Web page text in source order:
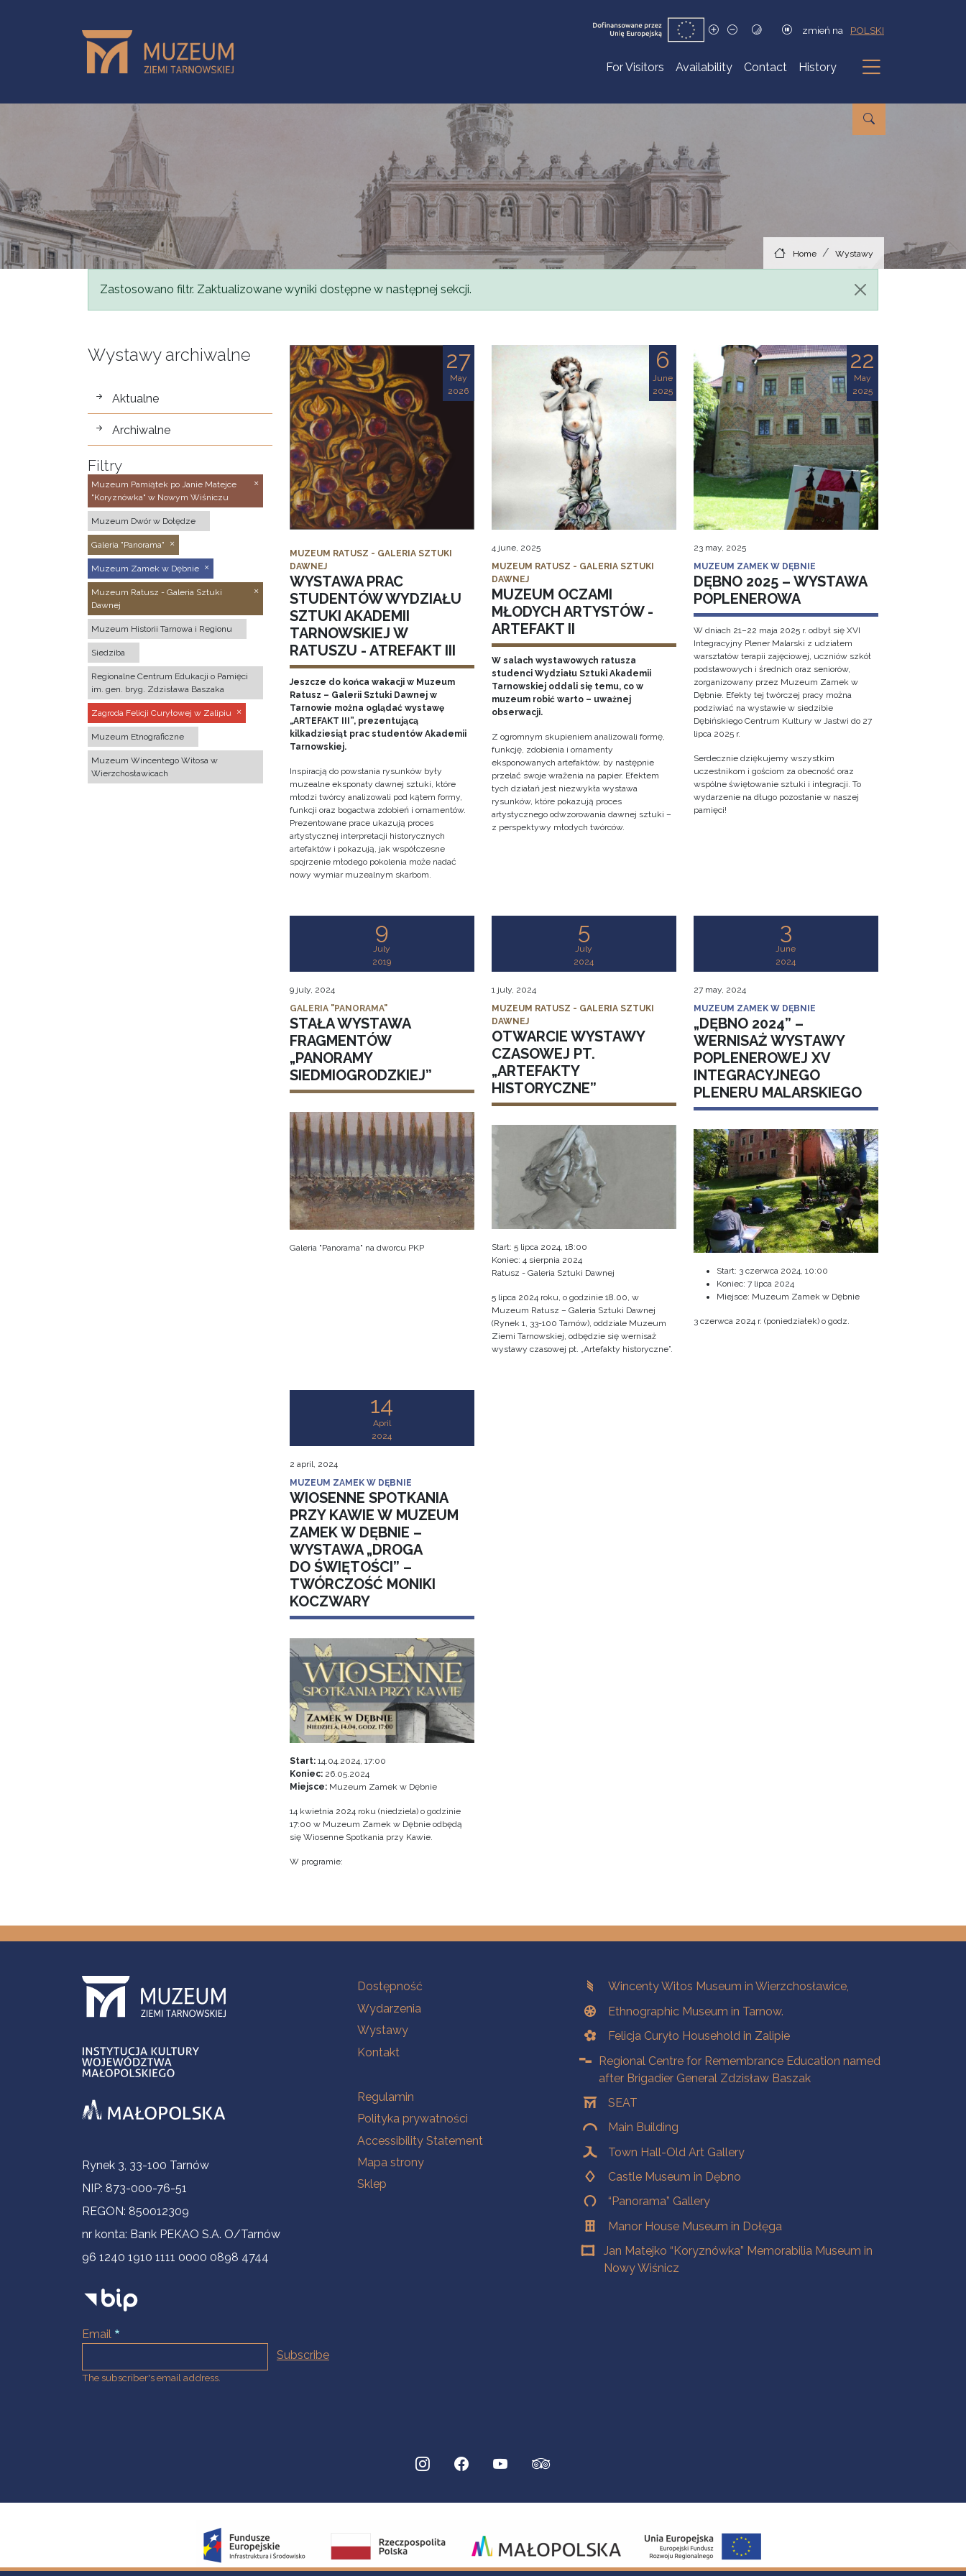
zmień na POLSKI
For Visitors Availability Contact History
Submenu
Home Wystawy
Status message
Zastosowano filtr. Zaktualizowane wyniki dostępne w następnej sekcji.
Wystawy archiwalne
wystawy
Aktualne
Archiwalne
Filtry
Muzeum Pamiątek po Janie Matejce
"Koryznówka" w Nowym Wiśniczu
Muzeum Dwór w Dołędze
Galeria "Panorama"
Muzeum Zamek w Dębnie
Muzeum Ratusz - Galeria Sztuki
Dawnej
Muzeum Historii Tarnowa i Regionu
Siedziba
Regionalne Centrum Edukacji o Pamięci
im. gen. bryg. Zdzisława Baszaka
Zagroda Felicji Curyłowej w Zalipiu
Muzeum Etnograficzne
Muzeum Wincentego Witosa w
Wierzchosławicach
27
May
2026
MUZEUM RATUSZ - GALERIA SZTUKI
DAWNEJ
WYSTAWA PRAC
STUDENTÓW WYDZIAŁU
SZTUKI AKADEMII
TARNOWSKIEJ W
RATUSZU - ATREFAKT III
Jeszcze do końca wakacji w Muzeum
Ratusz – Galerii Sztuki Dawnej w
Tarnowie można oglądać wystawę
„ARTEFAKT III”, prezentującą
kilkadziesiąt prac studentów Akademii
Tarnowskiej.
Inspiracją do powstania rysunków były
muzealne eksponaty dawnej sztuki, które
młodzi twórcy analizowali pod kątem formy,
funkcji oraz bogactwa zdobień i ornamentów.
Prezentowane prace ukazują proces
artystycznej interpretacji historycznych
artefaktów i pokazują, jak współczesne
spojrzenie młodego pokolenia może nadać
nowy wymiar muzealnym skarbom.
6
June
2025
4 june, 2025
MUZEUM RATUSZ - GALERIA SZTUKI
DAWNEJ
MUZEUM OCZAMI
MŁODYCH ARTYSTÓW -
ARTEFAKT II
W salach wystawowych ratusza
studenci Wydziału Sztuki Akademii
Tarnowskiej oddali się temu, co w
muzeum robić warto – uważnej
obserwacji.
Z ogromnym skupieniem analizowali formę,
funkcję, zdobienia i ornamenty
eksponowanych artefaktów, by następnie
przelać swoje wrażenia na papier. Efektem
tych działań jest niezwykła wystawa
rysunków, które pokazują proces
artystycznego odwzorowania dawnej sztuki –
z perspektywy młodych twórców.
22
May
2025
23 may, 2025
MUZEUM ZAMEK W DĘBNIE
DĘBNO 2025 – WYSTAWA
POPLENEROWA
W dniach 21–22 maja 2025 r. odbył się XVI
Integracyjny Plener Malarski z udziałem
warsztatów terapii zajęciowej, uczniów szkół
podstawowych i średnich oraz seniorów,
zorganizowany przez Muzeum Zamek w
Dębnie. Efekty tej twórczej pracy można
podziwiać na wystawie w siedzibie
Dębińskiego Centrum Kultury w Jastwi do 27
lipca 2025 r.
Serdecznie dziękujemy wszystkim
uczestnikom i gościom za obecność oraz
wspólne świętowanie sztuki i integracji. To
wydarzenie na długo pozostanie w naszej
pamięci!
9
July
2019
9 july, 2024
GALERIA "PANORAMA"
STAŁA WYSTAWA
FRAGMENTÓW
„PANORAMY
SIEDMIOGRODZKIEJ”
Galeria "Panorama" na dworcu PKP
5
July
2024
1 july, 2024
MUZEUM RATUSZ - GALERIA SZTUKI
DAWNEJ
OTWARCIE WYSTAWY
CZASOWEJ PT.
„ARTEFAKTY
HISTORYCZNE”
Start: 5 lipca 2024, 18:00
Koniec: 4 sierpnia 2024
Ratusz - Galeria Sztuki Dawnej
5 lipca 2024 roku, o godzinie 18.00, w
Muzeum Ratusz – Galeria Sztuki Dawnej
(Rynek 1, 33-100 Tarnów), oddziale Muzeum
Ziemi Tarnowskiej, odbędzie się wernisaż
wystawy czasowej pt. „Artefakty historyczne”.
3
June
2024
27 may, 2024
MUZEUM ZAMEK W DĘBNIE
„DĘBNO 2024” –
WERNISAŻ WYSTAWY
POPLENEROWEJ XV
INTEGRACYJNEGO
PLENERU MALARSKIEGO
Start: 3 czerwca 2024, 10:00
Koniec: 7 lipca 2024
Miejsce: Muzeum Zamek w Dębnie
3 czerwca 2024 r. (poniedziałek) o godz.
14
April
2024
2 april, 2024
MUZEUM ZAMEK W DĘBNIE
WIOSENNE SPOTKANIA
PRZY KAWIE W MUZEUM
ZAMEK W DĘBNIE –
WYSTAWA „DROGA
DO ŚWIĘTOŚCI” –
TWÓRCZOŚĆ MONIKI
KOCZWARY
Start: 14.04.2024, 17:00
Koniec: 26.05.2024
Miejsce: Muzeum Zamek w Dębnie
14 kwietnia 2024 roku (niedziela) o godzinie
17:00 w Muzeum Zamek w Dębnie odbędą
się Wiosenne Spotkania przy Kawie.
W programie:
Contact Information
Rynek 3, 33-100 Tarnów
NIP: 873-000-76-51
REGON: 850012309
nr konta: Bank PEKAO S.A. O/Tarnów
96 1240 1910 1111 0000 0898 4744
Email
The subscriber's email address.
Na skróty.
Dostępność
Wydarzenia
Wystawy
Kontakt
Na skróty.
Regulamin
Polityka prywatności
Accessibility Statement
Mapa strony
Sklep
BranchesWincenty Witos Museum in Wierzchosławice,
Ethnographic Museum in Tarnow.
Felicja Curyło Household in Zalipie
Regional Centre for Remembrance Education named
after Brigadier General Zdzisław Baszak
SEAT
Main Building
Town Hall-Old Art Gallery
Castle Museum in Dębno
“Panorama” Gallery
Manor House Museum in Dołęga
Jan Matejko “Koryznówka” Memorabilia Museum in
Nowy Wiśnicz